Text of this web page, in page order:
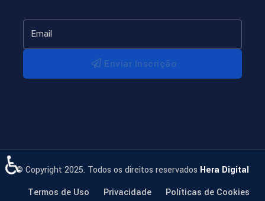
Enviar Inscrição
© Copyright 2025. Todos os direitos reservados Hera Digital
Termos de Uso
Privacidade Políticas de Cookies